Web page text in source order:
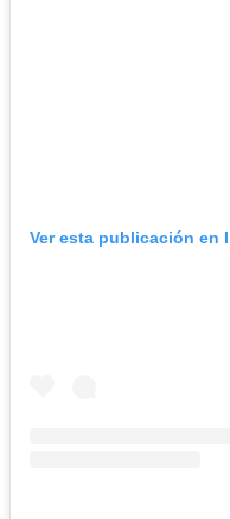
Ver esta publicación en